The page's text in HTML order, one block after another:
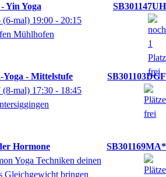
Yin Yoga
SB301147UH
(6-mal) 19:00 - 20:15
Mühlhofen
- Mittelstufe
SB301103DGF
(8-mal) 17:30 - 18:45
Hormone
SB301169MA*
Yoga Techniken deinen
Gleichgewicht bringen